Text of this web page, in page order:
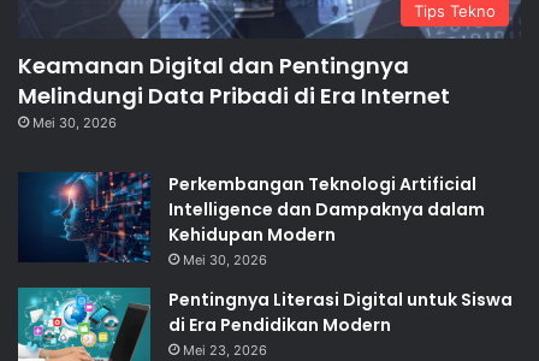
Tips Tekno
Keamanan Digital dan Pentingnya
Melindungi Data Pribadi di Era Internet
Mei 30, 2026
Perkembangan Teknologi Artificial
Intelligence dan Dampaknya dalam
Kehidupan Modern
Mei 30, 2026
Pentingnya Literasi Digital untuk Siswa
di Era Pendidikan Modern
Mei 23, 2026